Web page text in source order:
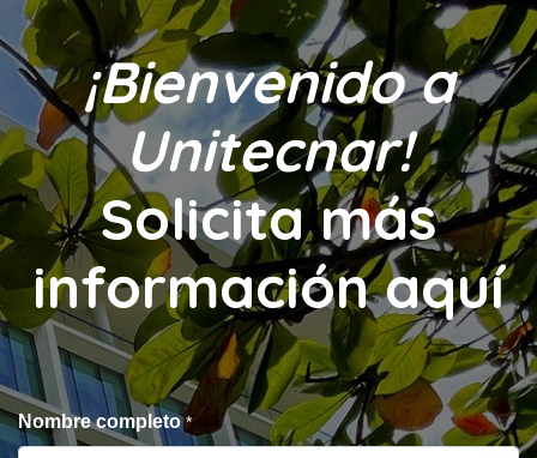
¡Bienvenido a
Unitecnar!
Solicita más
información aquí
Nombre completo *